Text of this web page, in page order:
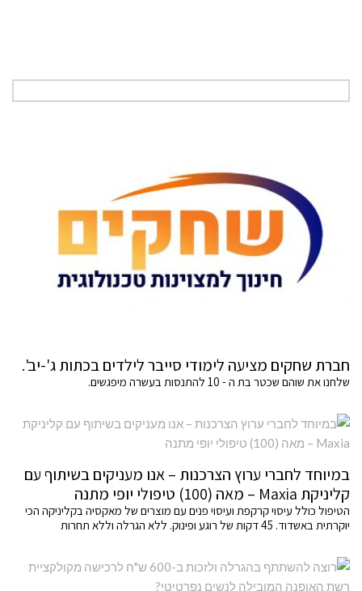
חברת שחקים מציעה לימודי סייבר לילדים בכתות ג'-יב'.
שלחנו את שוהם שכטר בת ה - 10 להתנסות בעשרה מיפגשים.
במיוחד לחברי ערוץ הצרכנות – אנו מעניקים בשיתוף עם
קליניקת Maxia – מאה (100) טיפולי יופי מתנה
הטיפול כולל עיסוי קרקפת ועיסוי פנים עם מוצרים של מאקסיה בקליניקה הכי
יוקרתית באשדוד. 45 דקות של רוגע ופינוק. ללא הגרלה וללא תחרות